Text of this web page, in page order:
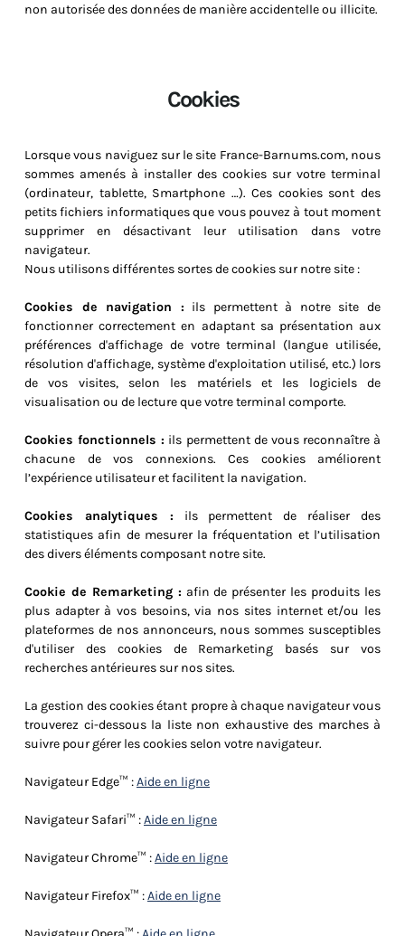
non autorisée des données de manière accidentelle ou illicite.
Cookies
Lorsque vous naviguez sur le site France-Barnums.com, nous
sommes amenés à installer des cookies sur votre terminal
(ordinateur, tablette, Smartphone …). Ces cookies sont des
petits fichiers informatiques que vous pouvez à tout moment
supprimer en désactivant leur utilisation dans votre
navigateur.
Nous utilisons différentes sortes de cookies sur notre site :
Cookies de navigation : ils permettent à notre site de
fonctionner correctement en adaptant sa présentation aux
préférences d'affichage de votre terminal (langue utilisée,
résolution d'affichage, système d'exploitation utilisé, etc.) lors
de vos visites, selon les matériels et les logiciels de
visualisation ou de lecture que votre terminal comporte.
Cookies fonctionnels : ils permettent de vous reconnaître à
chacune de vos connexions. Ces cookies améliorent
l’expérience utilisateur et facilitent la navigation.
Cookies analytiques : ils permettent de réaliser des
statistiques afin de mesurer la fréquentation et l’utilisation
des divers éléments composant notre site.
Cookie de Remarketing : afin de présenter les produits les
plus adapter à vos besoins, via nos sites internet et/ou les
plateformes de nos annonceurs, nous sommes susceptibles
d'utiliser des cookies de Remarketing basés sur vos
recherches antérieures sur nos sites.
La gestion des cookies étant propre à chaque navigateur vous
trouverez ci-dessous la liste non exhaustive des marches à
suivre pour gérer les cookies selon votre navigateur.
Navigateur Edge™ :Aide en ligne
Navigateur Safari™ :Aide en ligne
Navigateur Chrome™ :Aide en ligne
Navigateur Firefox™ :Aide en ligne